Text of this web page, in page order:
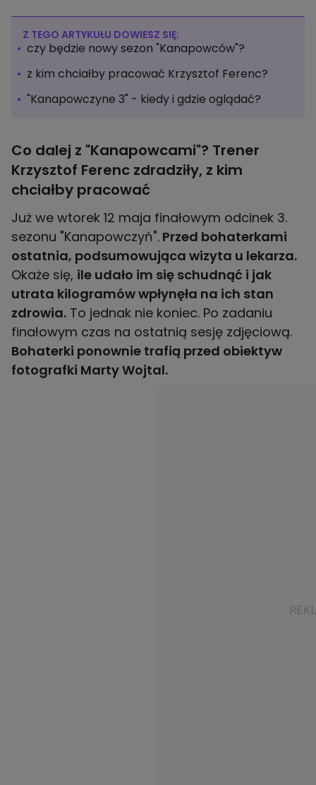
Z TEGO ARTYKUŁU DOWIESZ SIĘ:
czy będzie nowy sezon "Kanapowców"?
z kim chciałby pracować Krzysztof Ferenc?
"Kanapowczyne 3" - kiedy i gdzie oglądać?
Co dalej z "Kanapowcami"? Trener
Krzysztof Ferenc zdradziły, z kim
chciałby pracować
Już we wtorek 12 maja finałowym odcinek 3.
sezonu "Kanapowczyń". Przed bohaterkami
ostatnia, podsumowująca wizyta u lekarza.
Okaże się, ile udało im się schudnąć i jak
utrata kilogramów wpłynęła na ich stan
zdrowia. To jednak nie koniec. Po zadaniu
finałowym czas na ostatnią sesję zdjęciową.
Bohaterki ponownie trafią przed obiektyw
fotografki Marty Wojtal.